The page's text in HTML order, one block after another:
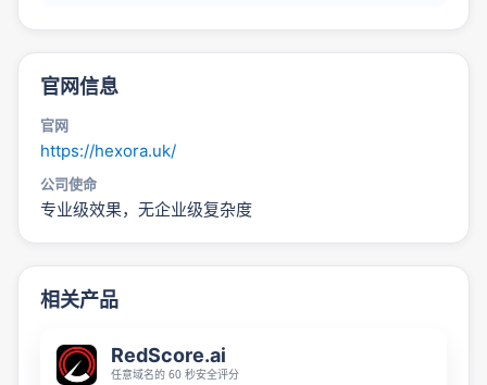
官网信息
官网
https://hexora.uk/
公司使命
专业级效果，无企业级复杂度
相关产品
RedScore.ai
任意域名的 60 秒安全评分